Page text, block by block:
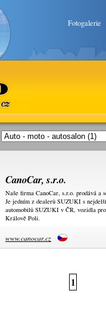
Fotogalerie
CanoCar, s.r.o.
Naše firma CanoCar, s.r.o. prodává a
Je jedním z dealerů SUZUKI s
automobilů SUZUKI v ČR, vozidla
Králově Poli.
www.canocar.cz
1